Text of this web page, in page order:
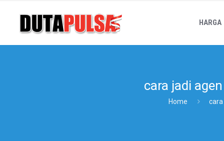
HARGA
cara jadi
Home